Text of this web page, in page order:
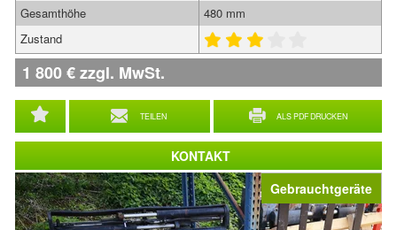
Gebrauchtgeräte
TEILEN ALS PDF DRUCKEN
Gesamthöhe
480 mm
Zustand
1 800€zzgl. MwSt.
KONTAKT